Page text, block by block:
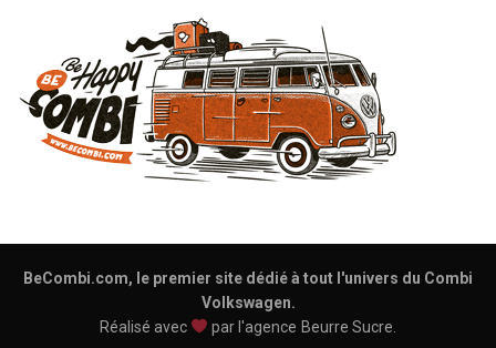
BeCombi.com, le premier site dédié à tout l'univers du Combi
Volkswagen.
Réalisé avec
par l'agence Beurre Sucre